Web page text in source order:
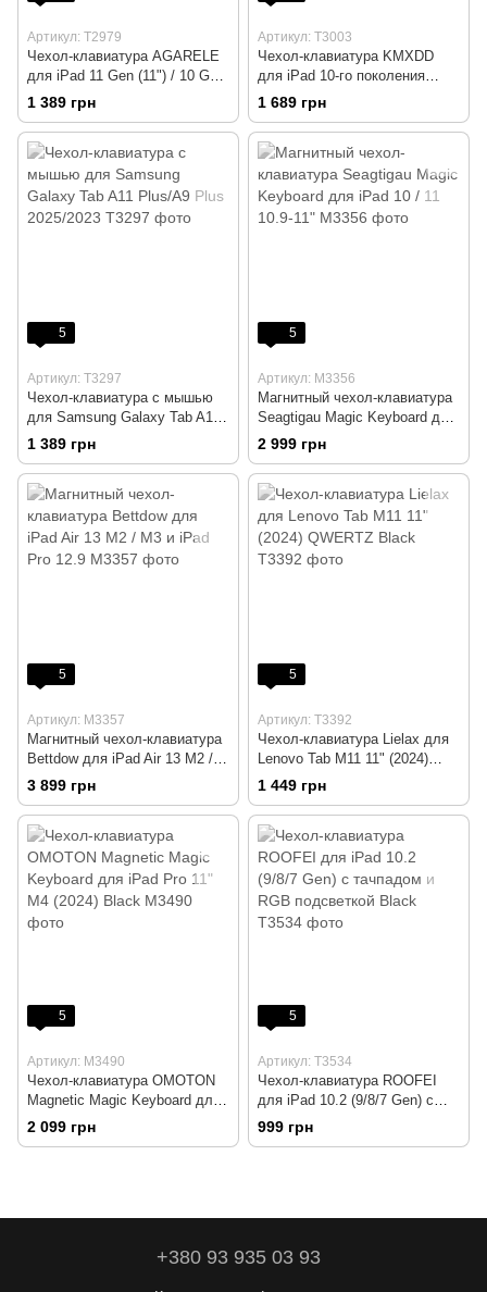
Артикул: T2979
Чехол-клавиатура AGARELE
для iPad 11 Gen (11") / 10 Gen
(10.9") Raspberry Pink
1 389 грн
Артикул: T3003
Чехол-клавиатура KMXDD
для iPad 10-го поколения
10.9" (2022) Green Mint
1 689 грн
5
Артикул: T3297
Чехол-клавиатура с мышью
для Samsung Galaxy Tab A11
Plus/A9 Plus 2025/2023
1 389 грн
5
Артикул: M3356
Магнитный чехол-клавиатура
Seagtigau Magic Keyboard для
iPad 10 / 11 10.9-11"
2 999 грн
5
Артикул: M3357
Магнитный чехол-клавиатура
Bettdow для iPad Air 13 M2 /
M3 и iPad Pro 12.9
3 899 грн
5
Артикул: T3392
Чехол-клавиатура Lielax для
Lenovo Tab M11 11" (2024)
QWERTZ Black
1 449 грн
5
Артикул: M3490
Чехол-клавиатура OMOTON
Magnetic Magic Keyboard для
iPad Pro 11" M4 (2024) Black
2 099 грн
5
Артикул: T3534
Чехол-клавиатура ROOFEI
для iPad 10.2 (9/8/7 Gen) с
тачпадом и RGB подсветкой
999 грн
+380 93 935 03 93